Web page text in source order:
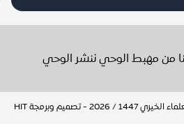
من مهبط الوحي ننشر الوحي
- تصميم وبرمجة HIT